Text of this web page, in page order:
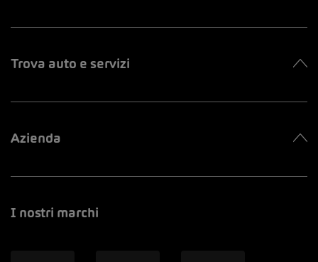
Trova auto e servizi
Azienda
I nostri marchi